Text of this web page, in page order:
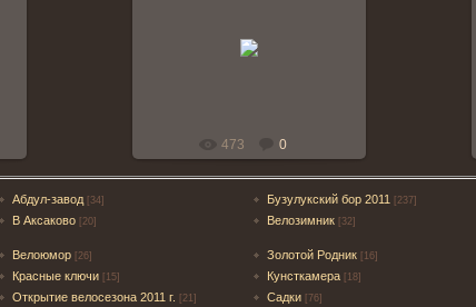
473 0
Абдул-завод [34] Бузулукский бор 2011 [237]
В Аксаково [20] Велозимник [32]
Велоюмор [26] Золотой Родник [16]
Красные ключи [15] Кунсткамера [18]
Открытие велосезона 2011 г. [21] Садки [76]